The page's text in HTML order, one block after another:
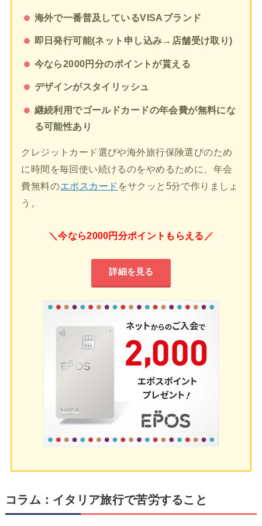
海外で一番普及しているVISAブランド
即日発行可能(ネット申し込み→店舗受け取り)
今なら2000円分のポイントが貰える
デザインがスタイリッシュ
継続利用でゴールドカードの年会費が無料にな
る可能性あり
クレジットカード選びや海外旅行保険選びのため
に時間を毎回使い続けるのをやめるために、年会
費無料のエポスカード をサクッと5分で作りましょ
う。
＼今なら2000円分ポイントもらえる／
詳細を見る
コラム：イタリア旅行で苦労すること